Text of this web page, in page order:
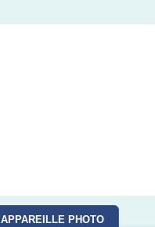
APPAREILLE PHOTO